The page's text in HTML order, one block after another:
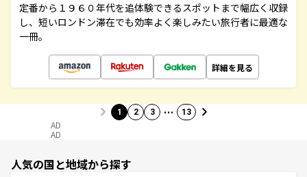
定番から１９６０年代を追体験できるスポットまで幅広く収録
し、短いロンドン滞在でも効率よく楽しみたい旅行者に最適な
一冊。
詳細を見る
1 2 3 … 13
AD
AD
人気の国と地域から探す